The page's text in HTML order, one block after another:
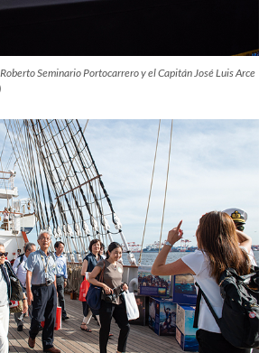
Seminario Portocarrero y el Capitán José Luis Arce